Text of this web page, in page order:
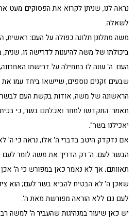
נראה לנו, שניתן לקרוא את הפסוקים מעט
לשאלה.
משה מתלונן תלונה כפולה על העם: ראשית,
ביכולתו של משה להיענות לדרישה זו;
העם. ה' עונה לו בתחילה על דרישתו
שבעים זקנים נוספים, שיישאו ביחד עמו
הראשונה של משה, אודות בקשת העם
תאמר: התקדשו למחר ואכלתם בשר, כי
יאכילנו בשר".
אם נדקדק היטב בדברי ה' אלו, נראה כי ה'
הבשר לעם. ה' רק הדריך את משה לומר
תאוותם; אך לא נאמר כאן במפורש כי ה'
שאכן ה' לא הבטיח להביא בשר לעם; הוא
לעם גם ללא הוראה מפורשת מאת ה'.
יש כאן שיעור במנהיגות שהעביר ה' למשה